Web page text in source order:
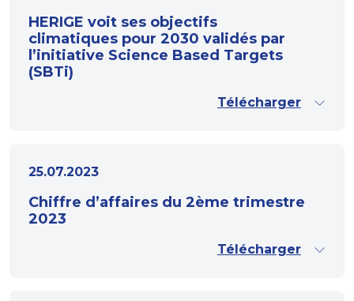
HERIGE voit ses objectifs
climatiques pour 2030 validés par
l’initiative Science Based Targets
(SBTi)
Télécharger
25.07.2023
Chiffre d’affaires du 2ème trimestre
2023
Télécharger